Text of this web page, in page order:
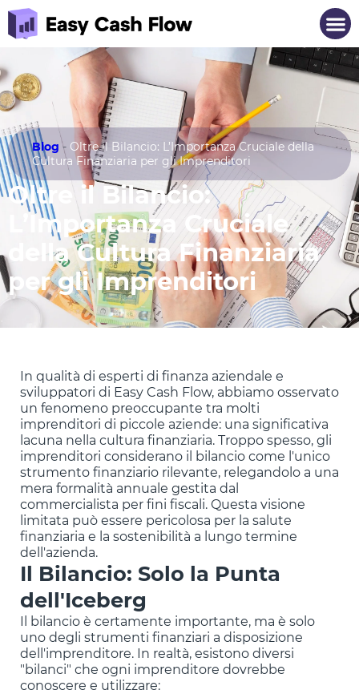
Blog - Oltre il Bilancio: L’Importanza Cruciale della
Cultura Finanziaria per gli Imprenditori
Oltre il Bilancio:
L’Importanza Cruciale
della Cultura Finanziaria
per gli Imprenditori
In qualità di esperti di finanza aziendale e
sviluppatori di Easy Cash Flow, abbiamo osservato
un fenomeno preoccupante tra molti
imprenditori di piccole aziende: una significativa
lacuna nella cultura finanziaria. Troppo spesso, gli
imprenditori considerano il bilancio come l'unico
strumento finanziario rilevante, relegandolo a una
mera formalità annuale gestita dal
commercialista per fini fiscali. Questa visione
limitata può essere pericolosa per la salute
finanziaria e la sostenibilità a lungo termine
dell'azienda.
Il Bilancio: Solo la Punta
dell'Iceberg
Il bilancio è certamente importante, ma è solo
uno degli strumenti finanziari a disposizione
dell'imprenditore. In realtà, esistono diversi
"bilanci" che ogni imprenditore dovrebbe
conoscere e utilizzare: